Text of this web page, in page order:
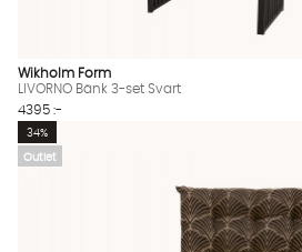
Wikholm Form
LIVORNO Bänk 3-set Svart
4395 :-
Outlet
34%